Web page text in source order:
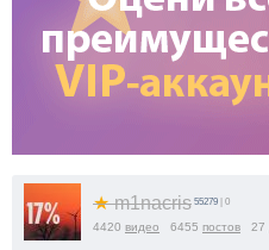
★m1nacris 55279 | 0
4420 видео 6455 постов 27